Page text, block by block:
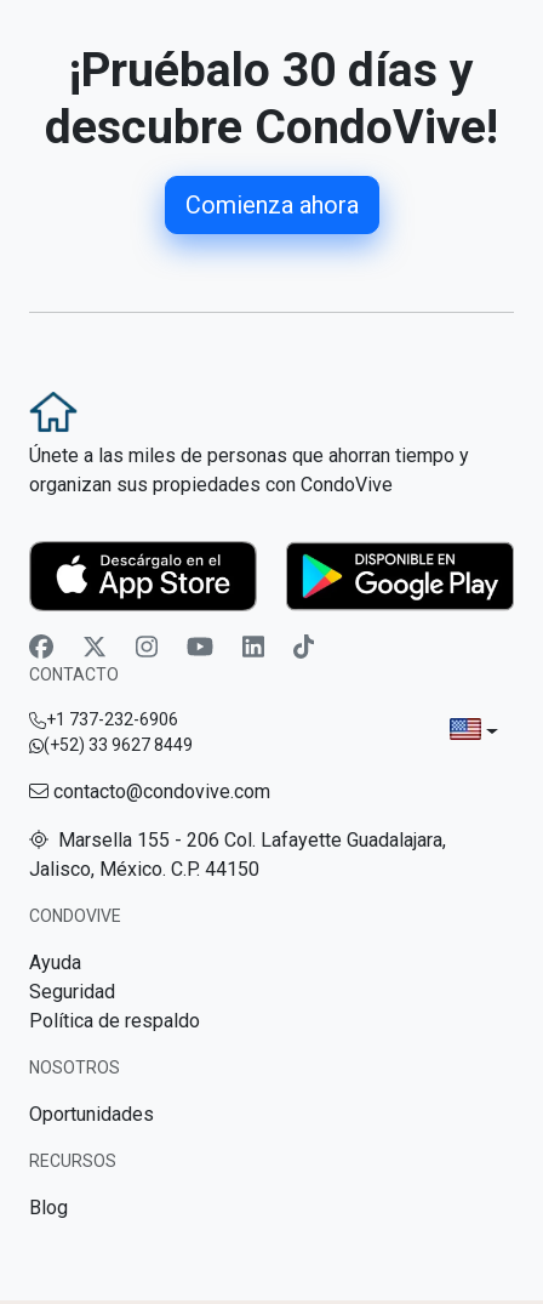
¡Pruébalo 30 días y
descubre CondoVive!
Comienza ahora
Únete a las miles de personas que ahorran tiempo y
organizan sus propiedades con CondoVive
CONTACTO
+1 737-232-6906
(+52) 33 9627 8449
contacto@condovive.com
Marsella 155 - 206 Col. Lafayette Guadalajara,
Jalisco, México. C.P. 44150
CONDOVIVE
Ayuda
Seguridad
Política de respaldo
NOSOTROS
Oportunidades
RECURSOS
Blog